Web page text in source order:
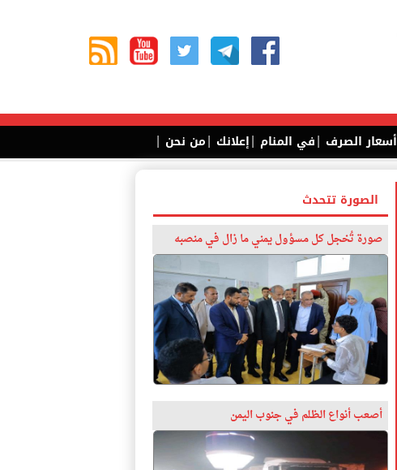
أسعار الصرف |في المنام |إعلانك |من نحن |
الصورة تتحدث
صورة تُخجل كل مسؤول يمني ما زال في منصبه
أصعب أنواع الظلم في جنوب اليمن